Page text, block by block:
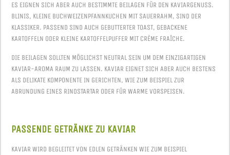
ES EIGNEN SICH ABER AUCH BESTIMMTE BEILAGEN FÜR DEN KAVIARGENUSS.
BLINIS, KLEINE BUCHWEIZENPFANNKUCHEN MIT SAUERRAHM, SIND DER
KLASSIKER. PASSEND SIND AUCH GEBUTTERTER TOAST, GEBACKENE
KARTOFFELN ODER KLEINE KARTOFFELPUFFER MIT CRÈME FRAÎCHE.
DIE BEILAGEN SOLLTEN MÖGLICHST NEUTRAL SEIN UM DEM EINZIGARTIGEN
KAVIAR-AROMA RAUM ZU LASSEN. KAVIAR EIGNET SICH ABER AUCH BESTENS
ALS DELIKATE KOMPONENTE IN GERICHTEN, WIE ZUM BEISPIEL ZUR
ABRUNDUNG EINES RINDSTARTAR ODER FÜR WARME VORSPEISEN.
PASSENDE GETRÄNKE ZU KAVIAR
KAVIAR WIRD BEGLEITET VON EDLEN GETRÄNKEN WIE ZUM BEISPIEL